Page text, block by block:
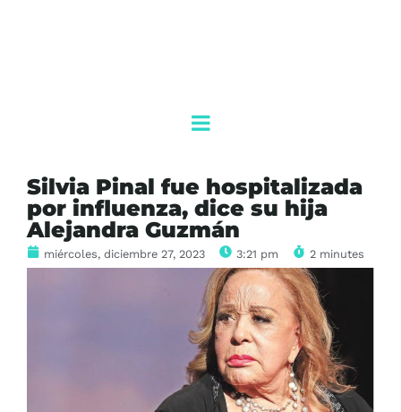
Silvia Pinal fue hospitalizada
por influenza, dice su hija
Alejandra Guzmán
miércoles, diciembre 27, 2023 3:21 pm 2 minutes